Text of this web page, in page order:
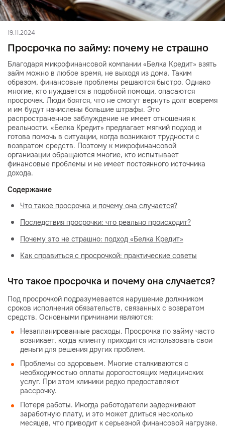
19.11.2024
Просрочка по займу: почему не страшно
Благодаря микрофинансовой компании «Белка Кредит» взять
займ можно в любое время, не выходя из дома. Таким
образом, финансовые проблемы решаются быстро. Однако
многие, кто нуждается в подобной помощи, опасаются
просрочек. Люди боятся, что не смогут вернуть долг вовремя
и им будут начислены большие штрафы. Это
распространенное заблуждение не имеет отношения к
реальности. «Белка Кредит» предлагает мягкий подход и
готова помочь в ситуации, когда возникают трудности с
возвратом средств. Поэтому к микрофинансовой
организации обращаются многие, кто испытывает
финансовые проблемы и не имеет постоянного источника
дохода.
Содержание
Что такое просрочка и почему она случается?
Последствия просрочки: что реально происходит?
Почему это не страшно: подход «Белка Кредит»
Как справиться с просрочкой: практические советы
Что такое просрочка и почему она случается?
Под просрочкой подразумевается нарушение должником
сроков исполнения обязательств, связанных с возвратом
средств. Основными причинами являются:
Незапланированные расходы. Просрочка по займу часто
возникает, когда клиенту приходится использовать свои
деньги для решения других проблем.
Проблемы со здоровьем. Многие сталкиваются с
необходимостью оплаты дорогостоящих медицинских
услуг. При этом клиники редко предоставляют
рассрочку.
Потеря работы. Иногда работодатели задерживают
заработную плату, и это может длиться несколько
месяцев, что приводит к серьезной финансовой нагрузке.